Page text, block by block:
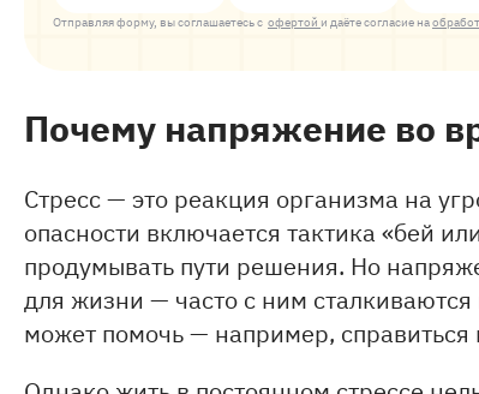
Отправляя форму, вы соглашаетесь с офертой и даёте согласие на
Почему напряжение во
Стресс — это реакция организма на
опасности включается тактика «бей
продумывать пути решения. Но
для жизни — часто с ним
может помочь — например,